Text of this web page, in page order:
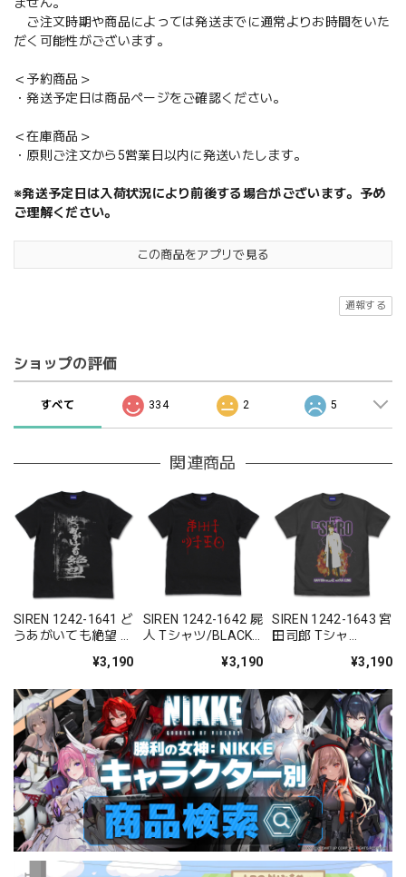
ません。
ご注文時期や商品によっては発送までに通常よりお時間をいた
だく可能性がございます。
＜予約商品＞
・発送予定日は商品ページをご確認ください。
＜在庫商品＞
・原則ご注文から5営業日以内に発送いたします。
※発送予定日は入荷状況により前後する場合がございます。予め
ご理解ください。
この商品をアプリで見る
通報する
ショップの評価
すべて 334 2 5
関連商品
SIREN 1242-1641 ど
うあがいても絶望 T
¥3,190
SIREN 1242-1642 屍
人 Tシャツ/BLACK-
¥3,190
SIREN 1242-1643 宮
田司郎 Tシャ
¥3,190